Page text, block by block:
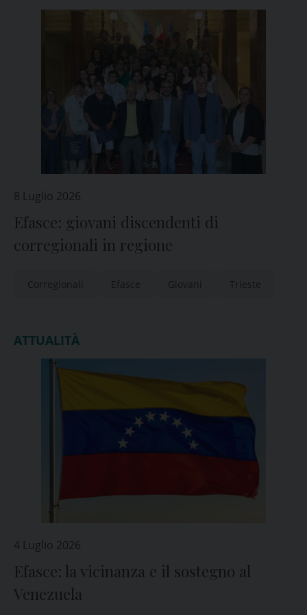
8 Luglio 2026
Efasce: giovani discendenti di
corregionali in regione
Corregionali Efasce Giovani Trieste
ATTUALITÀ
4 Luglio 2026
Efasce: la vicinanza e il sostegno al
Venezuela